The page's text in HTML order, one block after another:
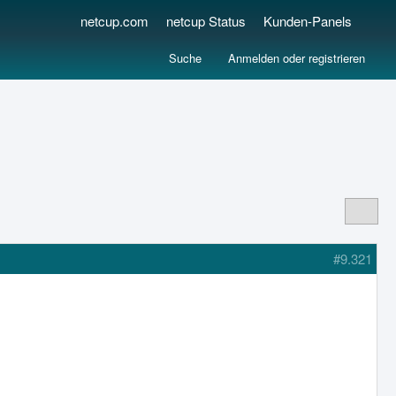
netcup.com netcup Status Kunden-Panels
Anmelden oder registrieren
Suche
#9.321